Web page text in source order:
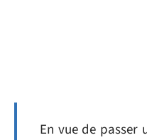
En vue de passer